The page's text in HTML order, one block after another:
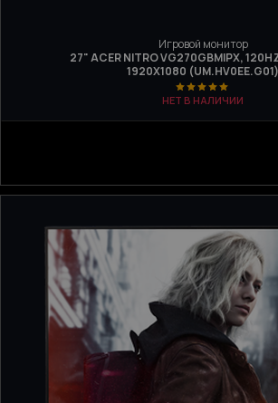
Игровой монитор
27" ACER NITRO VG270GBMIPX,
1920Х1080 (UM.HV0EE.G01)
НЕТ В НАЛИЧИИ